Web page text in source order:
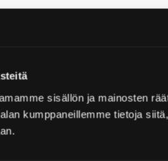
sisällön ja mainosten
kumppaneillemme tietoja